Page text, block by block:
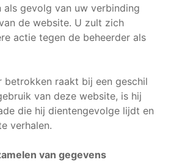
als gevolg van uw verbinding
de website. U zult zich
actie tegen de beheerder als
betrokken raakt bij een geschil
van deze website, is hij
die hij dientengevolge lijdt en
verhalen.
van gegevens